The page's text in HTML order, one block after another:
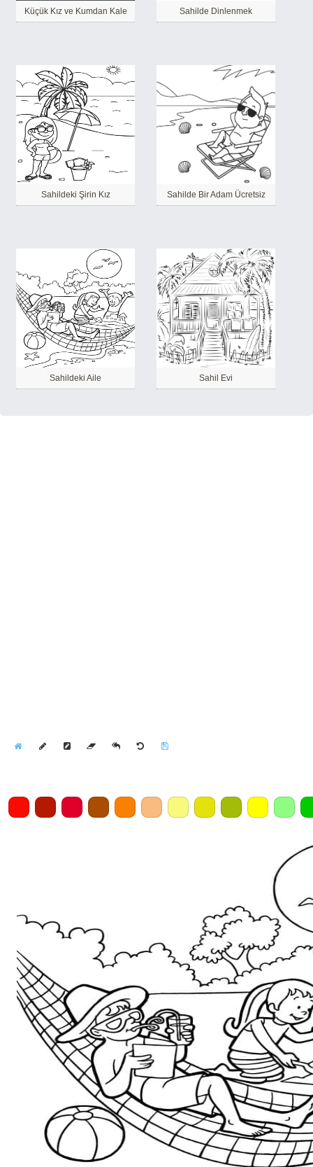
Küçük Kız ve Kumdan Kale Sahilde Dinlenmek
Sahildeki Şirin Kız Sahilde Bir Adam Ücretsiz
Sahildeki Aile Sahil Evi